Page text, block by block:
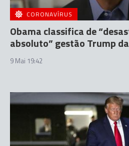
CORONAVÍRUS
Obama classifica de
absoluto” gestão Trump
9 Mai 19:42